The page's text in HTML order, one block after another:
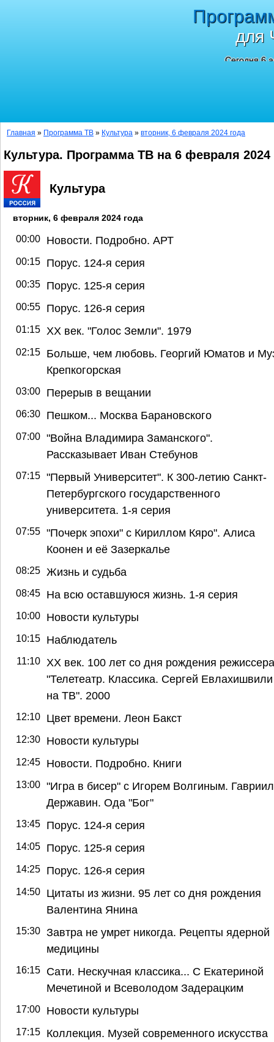
для
Сегодня 6
Главная » Программа ТВ » Культура » вторник, 6 февраля 2024 года
Культура. Программа ТВ на 6 февраля 2024
Культура
вторник, 6 февраля 2024 года
00:00 Новости. Подробно. АРТ
00:15 Порус. 124-я серия
00:35 Порус. 125-я серия
00:55 Порус. 126-я серия
01:15 ХХ век. "Голос Земли". 1979
02:15
Больше, чем любовь. Георгий Юматов и
Крепкогорская
03:00 Перерыв в вещании
06:30 Пешком... Москва Барановского
07:00 "Война Владимира Заманского".
Рассказывает Иван Стебунов
07:15 "Первый Университет". К 300-летию Санкт-
Петербургского государственного
университета. 1-я серия
07:55 "Почерк эпохи" с Кириллом Кяро". Алиса
Коонен и её Зазеркалье
08:25 Жизнь и судьба
08:45 На всю оставшуюся жизнь. 1-я серия
10:00 Новости культуры
10:15 Наблюдатель
11:10
ХХ век. 100 лет со дня рождения
"Телетеатр. Классика. Сергей Евлахишвили
на ТВ". 2000
12:10 Цвет времени. Леон Бакст
12:30 Новости культуры
12:45 Новости. Подробно. Книги
13:00 "Игра в бисер" с Игорем Волгиным. Гавриил
Державин. Ода "Бог"
13:45 Порус. 124-я серия
14:05 Порус. 125-я серия
14:25 Порус. 126-я серия
14:50
Цитаты из жизни. 95 лет со дня рождения
Валентина Янина
15:30 Завтра не умрет никогда. Рецепты ядерной
медицины
16:15
Сати. Нескучная классика... С Екатериной
Мечетиной и Всеволодом Задерацким
17:00 Новости культуры
17:15
Коллекция. Музей современного искусства